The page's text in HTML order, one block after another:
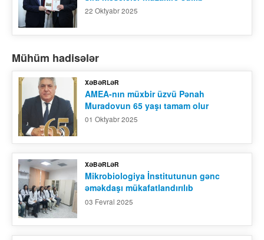
22 Oktyabr 2025
Mühüm hadisələr
XƏBƏRLƏR
AMEA-nın müxbir üzvü Pənah
Muradovun 65 yaşı tamam olur
01 Oktyabr 2025
XƏBƏRLƏR
Mikrobiologiya İnstitutunun gənc
əməkdaşı mükafatlandırılıb
03 Fevral 2025